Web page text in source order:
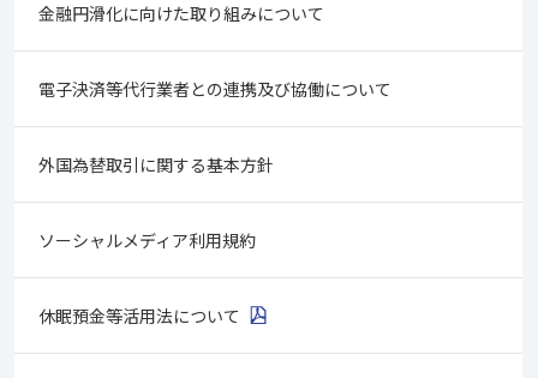
金融円滑化に向けた取り組みについて
電子決済等代行業者との連携及び協働について
外国為替取引に関する基本方針
ソーシャルメディア利用規約
休眠預金等活用法について